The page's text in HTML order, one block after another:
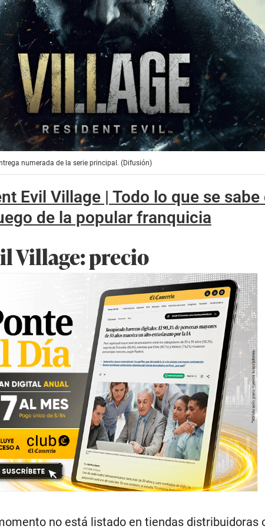
numerada de la serie principal. (Difusión)
Evil Village | Todo lo que se sabe
de la popular franquicia
Village: precio
no está listado en tiendas distribuidoras